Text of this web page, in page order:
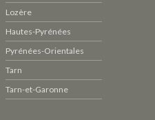
Lozère
Hautes-Pyrénées
Pyrénées-Orientales
Tarn
Tarn-et-Garonne